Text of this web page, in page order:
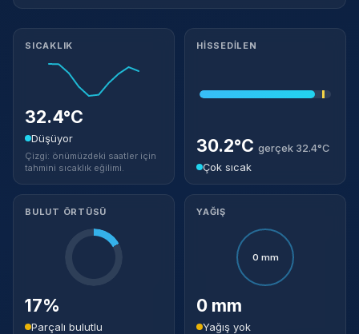
Meteorolojik ayrıntılar
SICAKLIK
32.4°C
Düşüyor
Çizgi: önümüzdeki saatler için
tahmini sıcaklık eğilimi.
HISSEDILEN
30.2°C gerçek 32.4°C
Çok sıcak
BULUT ÖRTÜSÜ
17%
Parçalı bulutlu
YAĞIŞ
0 mm
0 mm
Yağış yok
Takip Et